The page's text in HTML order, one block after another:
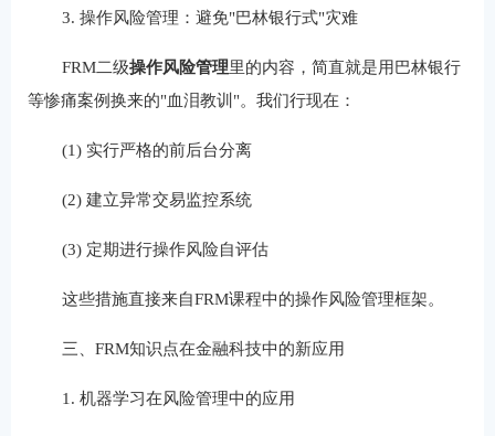
3. 操作风险管理：避免"巴林银行式"灾难
FRM二级‌操作风险管理‌里的内容，简直就是用巴林银行
等惨痛案例换来的"血泪教训"。我们行现在：
(1) 实行严格的前后台分离
(2) 建立异常交易监控系统
(3) 定期进行操作风险自评估
这些措施直接来自FRM课程中的操作风险管理框架。
三、FRM知识点在金融科技中的新应用
1. 机器学习在风险管理中的应用